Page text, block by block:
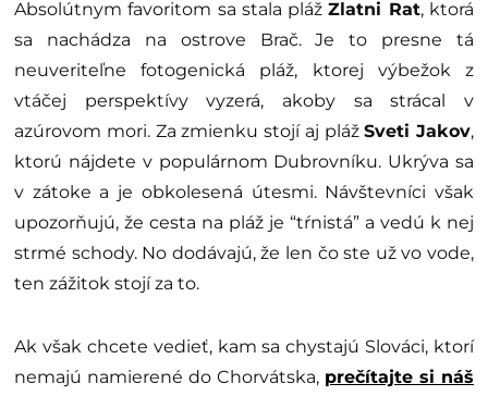
Absolútnym favoritom sa stala plážZlatni Rat, ktorá
sa nachádza na ostrove Brač. Je to presne tá
neuveriteľne fotogenická pláž, ktorej výbežok z
vtáčej perspektívy vyzerá, akoby sa strácal v
azúrovom mori. Za zmienku stojí aj plážSveti Jakov,
ktorú nájdete v populárnom Dubrovníku. Ukrýva sa
v zátoke a je obkolesená útesmi. Návštevníci však
upozorňujú, že cesta na pláž je “tŕnistá” a vedú k nej
strmé schody. No dodávajú, že len čo ste už vo vode,
ten zážitok stojí za to.
Ak však chcete vedieť, kam sa chystajú Slováci, ktorí
nemajú namierené do Chorvátska, prečítajte si náš